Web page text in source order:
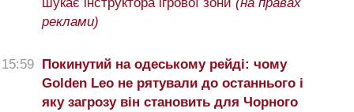
реклами)
15:59 Покинутий на одеському рейді: чому
Golden Leo не рятували до останнього і
яку загрозу він становить для Чорного